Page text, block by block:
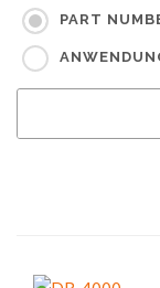
PART